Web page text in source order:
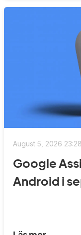
August 5, 2026 23:28
Google
Android i